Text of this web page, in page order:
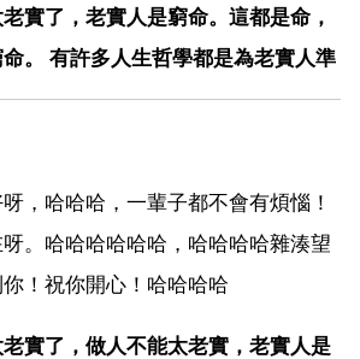
實了，老實人是窮命。這都是命，
。 有許多人生哲學都是為老實人準
，哈哈哈，一輩子都不會有煩惱！
。哈哈哈哈哈哈，哈哈哈哈雜湊望
！祝你開心！哈哈哈哈
實了，做人不能太老實，老實人是